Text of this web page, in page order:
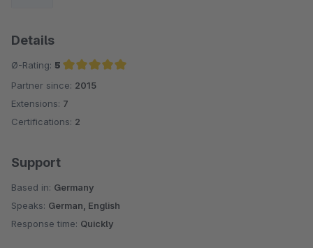
Details
Ø-Rating: 5
Average rating of 5 out of 5 stars
Partner since: 2015
Extensions: 7
Certifications: 2
Support
Based in: Germany
Speaks: German, English
Response time: Quickly